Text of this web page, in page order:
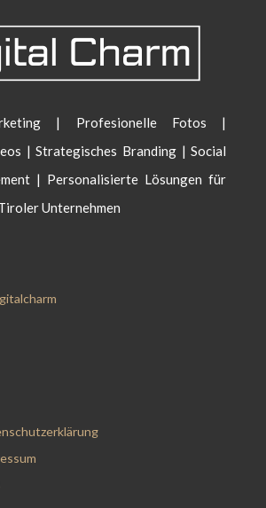
| Profesionelle Fotos |
| Strategisches Branding | Social
| Personalisierte Lösungen für
Unternehmen